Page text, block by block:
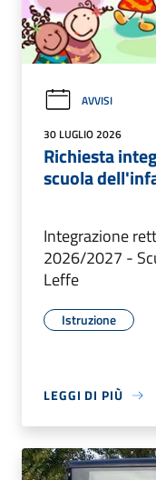
AVVISI
30 LUGLIO 2026
Richiesta
scuola
Integrazione
2026/2027 -
Leffe
Istruzione
LEGGI DI PIÙ